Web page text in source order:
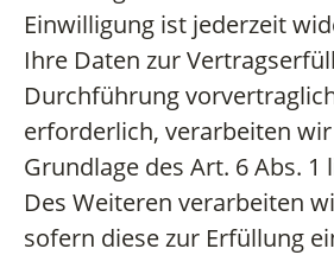
Einwilligung ist jederzeit
Ihre Daten zur
Durchführung
erforderlich, verarbeiten
Grundlage des Art. 6 Abs. 1
Des Weiteren verarbeiten
sofern diese zur Erfüllung